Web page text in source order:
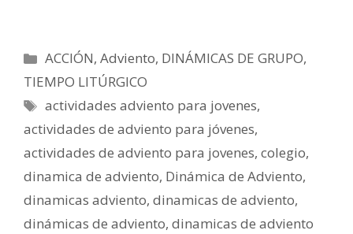
Categorías
ACCIÓN,Adviento, DINÁMICAS DE GRUPO,
TIEMPO LITÚRGICO
Etiquetas
actividades adviento para jovenes,
actividades de adviento para jóvenes,
actividades de adviento para jovenes, colegio,
dinamica de adviento, Dinámica de Adviento,
dinamicas adviento, dinamicas de adviento,
dinámicas de adviento, dinamicas de adviento